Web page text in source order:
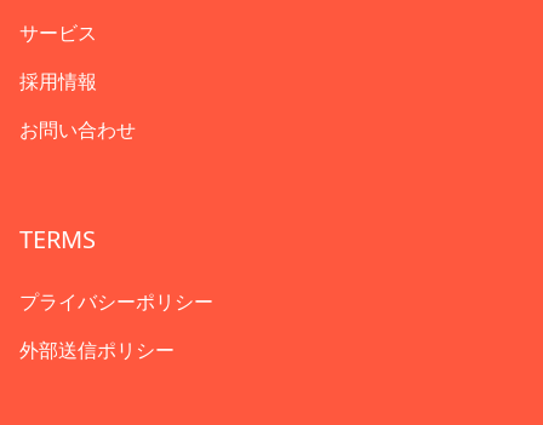
サービス
採用情報
お問い合わせ
TERMS
プライバシーポリシー
外部送信ポリシー